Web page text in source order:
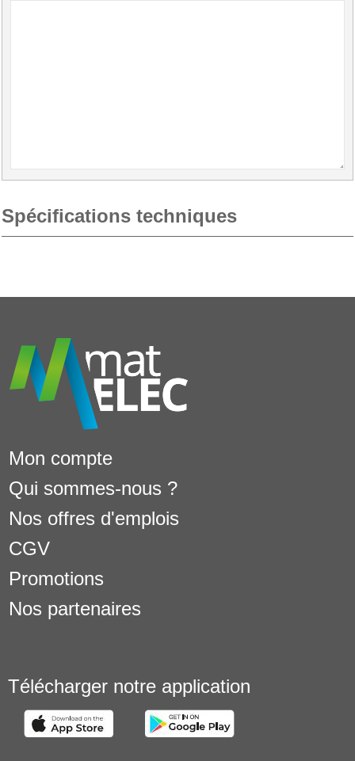
Spécifications techniques
Mon compte
Qui sommes-nous ?
Nos offres d'emplois
CGV
Promotions
Nos partenaires
Télécharger notre application